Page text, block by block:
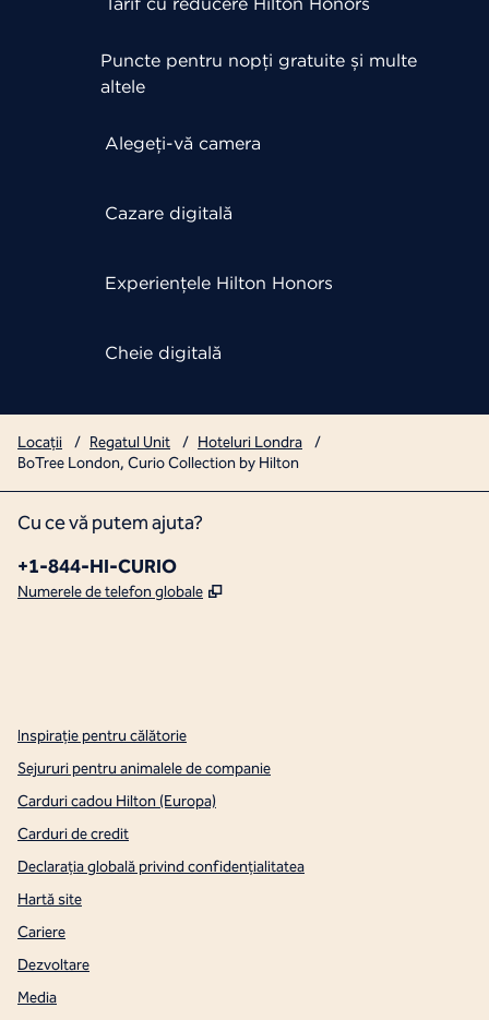
Puncte pentru nopți gratuite și multe
altele
Alegeți-vă camera
Cazare digitală
Experiențele Hilton Honors
Cheie digitală
Locații / Regatul Unit / Hoteluri Londra
/
BoTree London, Curio Collection by Hilton
Cu ce vă putem ajuta?
Telefon:
+1-844-HI-CURIO
Numerele de telefon globale ,
Inspirație pentru călătorie
Sejururi pentru animalele de companie
Carduri cadou Hilton (Europa)
Carduri de credit
Declarația globală privind confidenţialitatea
Hartă site
Cariere
Dezvoltare
Media